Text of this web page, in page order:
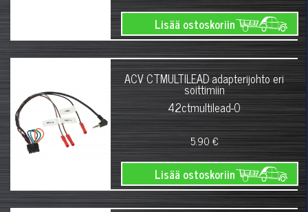
Lisää ostoskoriin
ACV CTMULTILEAD adapterijohto eri
soittimiin
42ctmultilead-0
5.90 €
Lisää ostoskoriin